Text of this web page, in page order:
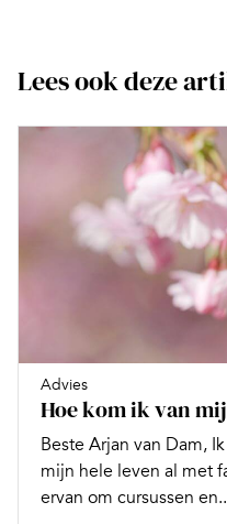
Lees ook deze
Advies
Hoe kom ik van
Beste Arjan van Dam,
mijn hele leven al met
ervan om cursussen